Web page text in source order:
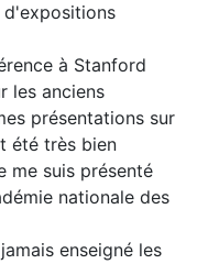
d'expositions
à Stanford
les anciens
présentations sur
été très bien
me suis présenté
nationale des
enseigné les